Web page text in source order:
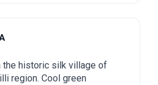
the historic silk village of
region. Cool green